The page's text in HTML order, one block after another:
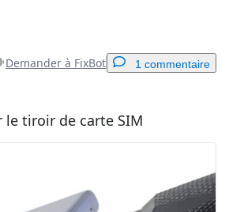
Demander à FixBot 1 commentaire
Ajouter un commentaire
le tiroir de carte SIM